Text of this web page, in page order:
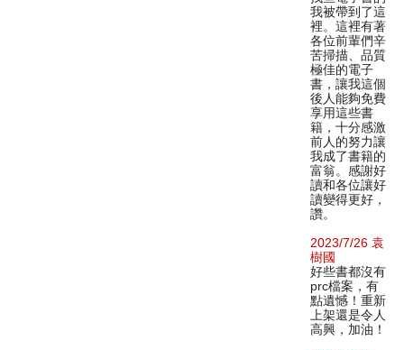
我被帶到了這
裡。這裡有著
各位前輩們辛
苦掃描、品質
極佳的電子
書，讓我這個
後人能夠免費
享用這些書
籍，十分感激
前人的努力讓
我成了書籍的
富翁。感謝好
讀和各位讓好
讀變得更好，
讚。
2023/7/26 袁
樹國
好些書都沒有
prc檔案，有
點遺憾！重新
上架還是令人
高興，加油！